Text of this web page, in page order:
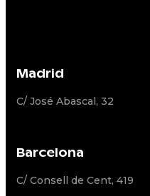
Madrid
C/ José Abascal, 32
Barcelona
C/ Consell de Cent, 419